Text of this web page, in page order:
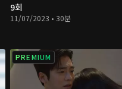
9회
11/07/2023 • 30분
PREMIUM